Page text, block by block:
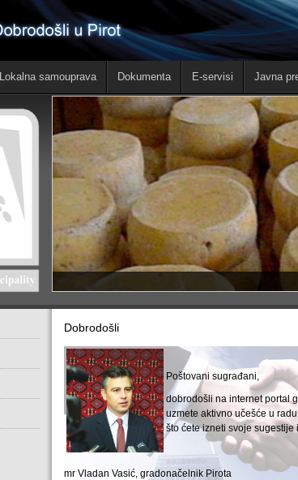
Lokalna samouprava Dokumenta E-servisi Javna
Dobrodošli
Poštovani sugrađani,
dobrodošli na internet portal
uzmete aktivno učešće u
što ćete izneti svoje
mr Vladan Vasić, gradonačelnik Pirota